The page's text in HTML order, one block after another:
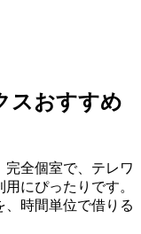
スおすすめ
全個室で、テレワ
にぴったりです。
時間単位で借りる